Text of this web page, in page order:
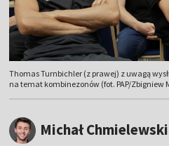
Thomas Turnbichler (z prawej) z uwagą
na temat kombinezonów (fot. PAP/Zbigniew
Michał Chmielewski